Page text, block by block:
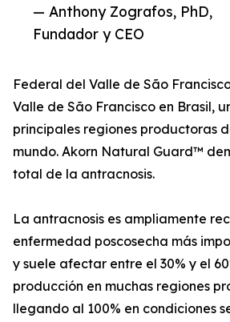
— Anthony Zografos, PhD,
Fundador y CEO
Federal del Valle de São
Valle de São Francisco en Brasil,
principales regiones productoras
mundo. Akorn Natural Guard™
total de la antracnosis.
La antracnosis es ampliamente
enfermedad poscosecha más
y suele afectar entre el 30% y el
producción en muchas regiones
llegando al 100% en condiciones